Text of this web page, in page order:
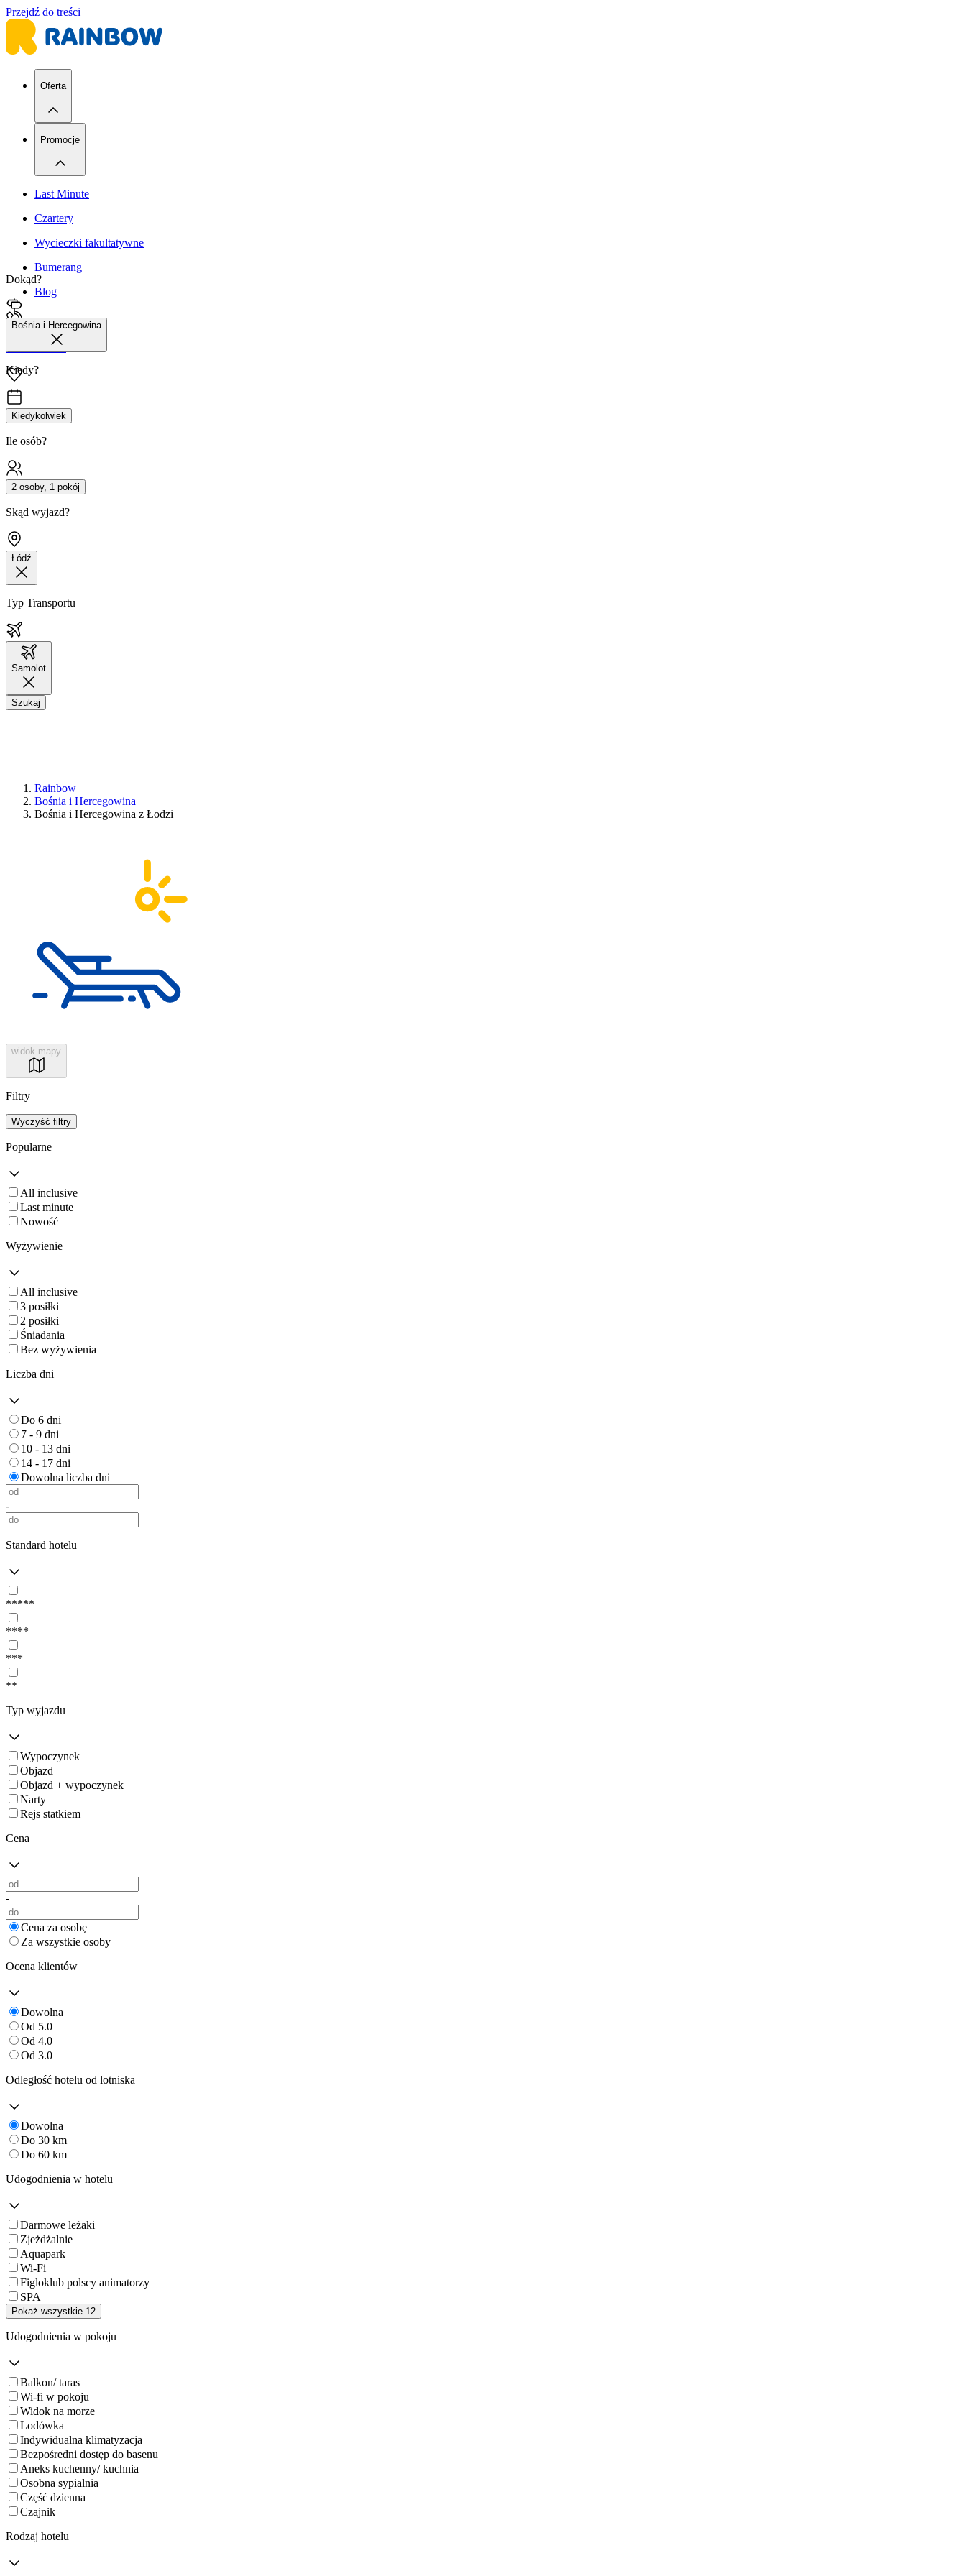
Przejdź do treści
Oferta
Promocje
Last Minute
Czartery
Wycieczki fakultatywne
Bumerang
Blog
42 680 38 51
Dokąd?
Bośnia i Hercegowina
Kiedy?
Kiedykolwiek
Ile osób?
2 osoby, 1 pokój
Skąd wyjazd?
Łódź
Typ Transportu
Samolot
Szukaj
Rainbow
Bośnia i Hercegowina
Bośnia i Hercegowina z Łodzi
widok mapy
Filtry
Wyczyść filtry
Popularne
All inclusive
Last minute
Nowość
Wyżywienie
All inclusive
3 posiłki
2 posiłki
Śniadania
Bez wyżywienia
Liczba dni
Do 6 dni
7 - 9 dni
10 - 13 dni
14 - 17 dni
Dowolna liczba dni
-
Standard hotelu
*****
****
***
**
Typ wyjazdu
Wypoczynek
Objazd
Objazd + wypoczynek
Narty
Rejs statkiem
Cena
-
Cena za osobę
Za wszystkie osoby
Ocena klientów
Dowolna
Od 5.0
Od 4.0
Od 3.0
Odległość hotelu od lotniska
Dowolna
Do 30 km
Do 60 km
Udogodnienia w hotelu
Darmowe leżaki
Zjeżdżalnie
Aquapark
Wi-Fi
Figloklub polscy animatorzy
SPA
Pokaż wszystkie 12
Udogodnienia w pokoju
Balkon/ taras
Wi-fi w pokoju
Widok na morze
Lodówka
Indywidualna klimatyzacja
Bezpośredni dostęp do basenu
Aneks kuchenny/ kuchnia
Osobna sypialnia
Część dzienna
Czajnik
Rodzaj hotelu